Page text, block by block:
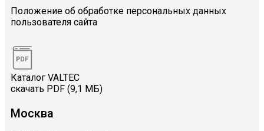
Положение об обработке персональных данных
пользователя сайта
Каталог VALTEC
скачать PDF (9,1 МБ)
Москва